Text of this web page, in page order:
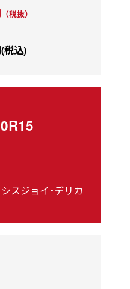
（税抜）
税込)
スジョイ･デリカ